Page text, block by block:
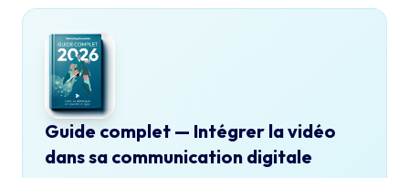
Guide complet — Intégrer la vidéo
dans sa communication digitale